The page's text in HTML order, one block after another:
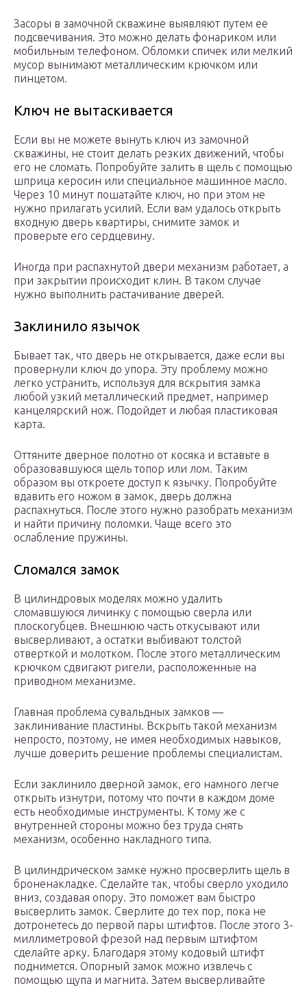
Засоры в замочной скважине выявляют путем ее
подсвечивания. Это можно делать фонариком или
мобильным телефоном. Обломки спичек или мелкий
мусор вынимают металлическим крючком или
пинцетом.
Ключ не вытаскивается
Если вы не можете вынуть ключ из замочной
скважины, не стоит делать резких движений, чтобы
его не сломать. Попробуйте залить в щель с помощью
шприца керосин или специальное машинное масло.
Через 10 минут пошатайте ключ, но при этом не
нужно прилагать усилий. Если вам удалось открыть
входную дверь квартиры, снимите замок и
проверьте его сердцевину.
Иногда при распахнутой двери механизм работает, а
при закрытии происходит клин. В таком случае
нужно выполнить растачивание дверей.
Заклинило язычок
Бывает так, что дверь не открывается, даже если вы
провернули ключ до упора. Эту проблему можно
легко устранить, используя для вскрытия замка
любой узкий металлический предмет, например
канцелярский нож. Подойдет и любая пластиковая
карта.
Оттяните дверное полотно от косяка и вставьте в
образовавшуюся щель топор или лом. Таким
образом вы откроете доступ к язычку. Попробуйте
вдавить его ножом в замок, дверь должна
распахнуться. После этого нужно разобрать механизм
и найти причину поломки. Чаще всего это
ослабление пружины.
Сломался замок
В цилиндровых моделях можно удалить
сломавшуюся личинку с помощью сверла или
плоскогубцев. Внешнюю часть откусывают или
высверливают, а остатки выбивают толстой
отверткой и молотком. После этого металлическим
крючком сдвигают ригели, расположенные на
приводном механизме.
Главная проблема сувальдных замков —
заклинивание пластины. Вскрыть такой механизм
непросто, поэтому, не имея необходимых навыков,
лучше доверить решение проблемы специалистам.
Если заклинило дверной замок, его намного легче
открыть изнутри, потому что почти в каждом доме
есть необходимые инструменты. К тому же с
внутренней стороны можно без труда снять
механизм, особенно накладного типа.
В цилиндрическом замке нужно просверлить щель в
броненакладке. Сделайте так, чтобы сверло уходило
вниз, создавая опору. Это поможет вам быстро
высверлить замок. Сверлите до тех пор, пока не
дотронетесь до первой пары штифтов. После этого 3-
миллиметровой фрезой над первым штифтом
сделайте арку. Благодаря этому кодовый штифт
поднимется. Опорный замок можно извлечь с
помощью щупа и магнита. Затем высверливайте